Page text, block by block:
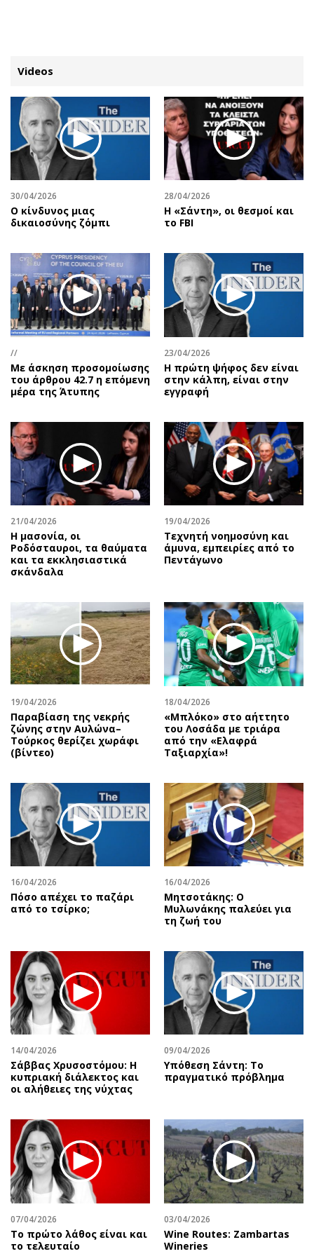
ΚΑΤΗΓΟΡΙΕΣ ΣΥΝΔΕΣΗ
Κύπρος
Παιδεία
Υγεία
Πολιτική
Βουλευτικές 2026
Προεδρικές 2023
Δημοσκοπήσεις
Διπλωματία
Αθλητισμός
Ελλάδα
Διεθνή
Οικονομική
Οικονομία
Real Estate
Επιχειρήσεις
Αγορές
Money Review
AstroBank Properties
Trends
Ναυτιλία
Περιβάλλον
Ελλάδα
Κόσμος
Πολιτισμός
Σινεμά
Θέατρο-Χορός
Εικαστικά
Βιβλίο
Χειρόγραφα
Απόψεις
Αρθρογραφία
The Hill
Υγεία
Αγγελίες
Πωλούνται
Ζητούν εργασία
Θέσεις εργασίας
Geek
Νέα
Κινητά-tablets
Social
Αφιερώματα
Πολιτική
Οικονομία
Γενικά
Αναδρομές
Πρόσωπα
Περιβάλλον
Showbiz
Ταξίδια
Συνταγές
Έξοδος
Εκπομπές
Wine routes
Podcasts
Προσφορές
Προσωπικότητες στην ''Κ''
Επιστολές
Videos
30/04/2026
Ο κίνδυνος μιας
δικαιοσύνης ζόμπι
28/04/2026
Η «Σάντη», οι θεσμοί και
το FBI
//
Με άσκηση προσομοίωσης
του άρθρου 42.7 η επόμενη
μέρα της Άτυπης
23/04/2026
Η πρώτη ψήφος δεν είναι
στην κάλπη, είναι στην
εγγραφή
21/04/2026
Η μασονία, οι
Ροδόσταυροι, τα θαύματα
και τα εκκλησιαστικά
σκάνδαλα
19/04/2026
Τεχνητή νοημοσύνη και
άμυνα, εμπειρίες από το
Πεντάγωνο
19/04/2026
Παραβίαση της νεκρής
ζώνης στην Αυλώνα–
Τούρκος θερίζει χωράφι
(βίντεο)
18/04/2026
«Μπλόκο» στο αήττητο
του Λοσάδα με τριάρα
από την «Ελαφρά
Ταξιαρχία»!
16/04/2026
Πόσο απέχει το παζάρι
από το τσίρκο;
16/04/2026
Μητσοτάκης: Ο
Μυλωνάκης παλεύει για
τη ζωή του
14/04/2026
Σάββας Χρυσοστόμου: Η
κυπριακή διάλεκτος και
οι αλήθειες της νύχτας
09/04/2026
Υπόθεση Σάντη: Το
πραγματικό πρόβλημα
07/04/2026
Το πρώτο λάθος είναι και
το τελευταίο
03/04/2026
Wine Routes: Zambartas
Wineries